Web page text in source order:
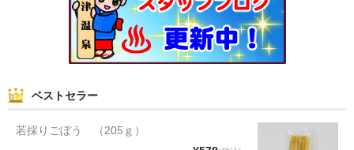
まんじゅう
スナック
ベストセラー
若採りごぼう （205ｇ）